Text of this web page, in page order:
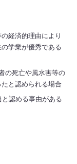
経済的理由により
学業が優秀である
の死亡や風水害等の
と認められる場合
認める事由がある